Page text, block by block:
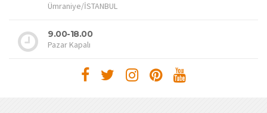
Ümraniye/İSTANBUL
9.00-18.00
Pazar Kapalı